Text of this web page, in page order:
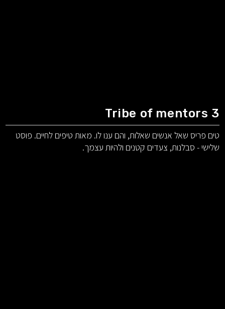
Tribe of mentors 3
טים פריס שאל אנשים שאלות, והם ענו לו. מאות טיפים לחיים. פוסט
שלישי - סבלנות, צעדים קטנים ולהיות עצמך.